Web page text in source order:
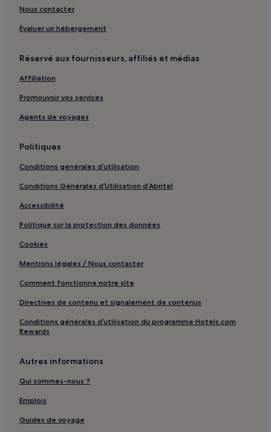
Nan-Ao : hôtels
Yilan : hôtels Hôtels avec parking
Yilan : hôtels Hôtels d’affaires
Yilan : hôtels Hôtels familiaux
Yilan : hôtels
Luodong : hôtels Hôtels avec parking
Luodong : Maison d’hôtes
Luodong : Chambres d’hôtes
Luodong : hôtels 2 étoiles
Luodong : hôtels 3 étoiles
Luodong : hôtels
Jiaoxi : hôtels Hôtels avec piscine
Jiaoxi : hôtels Hôtels avec parking
Jiaoxi : hôtels Hôtels avec centre de fitness
Jiaoxi : hôtels Hôtels avec petit-déjeuner gratuit
Jiaoxi : Maison d’hôtes
Jiaoxi : Chambres d’hôtes
Jiaoxi : hôtels Hôtels avec sources chaudes
Nous contacter
Évaluer un hébergement
Réservé aux fournisseurs, affiliés et médias
Affiliation
Promouvoir vos services
Agents de voyages
Politiques
Conditions générales d’utilisation
Conditions Générales d’Utilisation d’Abritel
Accessibilité
Politique sur la protection des données
Cookies
Mentions légales / Nous contacter
Comment fonctionne notre site
Directives de contenu et signalement de contenus
Conditions générales d’utilisation du programme Hotels.com
Rewards
Autres informations
Qui sommes-nous ?
Emplois
Guides de voyage